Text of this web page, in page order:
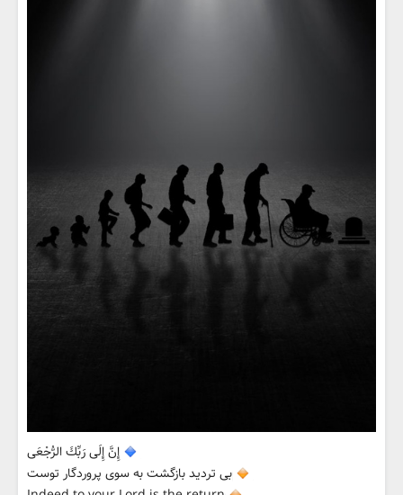
إِنَّ إِلَى رَبِّكَ الرُّجْعَى
بى ترديد بازگشت به سوى پروردگار توست